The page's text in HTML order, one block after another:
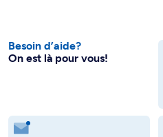
Besoin d’aide?
On est là pour vous!